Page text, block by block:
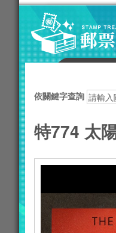
依關鍵字查詢
特774 太